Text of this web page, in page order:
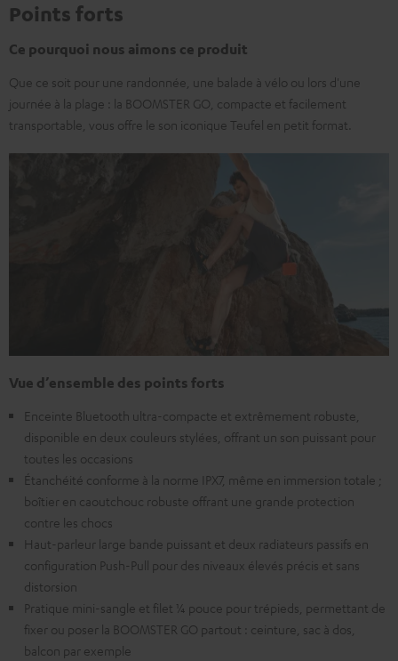
Points forts
Ce pourquoi nous aimons ce produit
Que ce soit pour une randonnée, une balade à vélo ou lors d'une
journée à la plage : la BOOMSTER GO, compacte et facilement
transportable, vous offre le son iconique Teufel en petit format.
Vue d’ensemble des points forts
Enceinte Bluetooth ultra-compacte et extrêmement robuste,
disponible en deux couleurs stylées, offrant un son puissant pour
toutes les occasions
Étanchéité conforme à la norme IPX7, même en immersion totale ;
boîtier en caoutchouc robuste offrant une grande protection
contre les chocs
Haut-parleur large bande puissant et deux radiateurs passifs en
configuration Push-Pull pour des niveaux élevés précis et sans
distorsion
Pratique mini-sangle et filet ¼ pouce pour trépieds, permettant de
fixer ou poser la BOOMSTER GO partout : ceinture, sac à dos,
balcon par exemple